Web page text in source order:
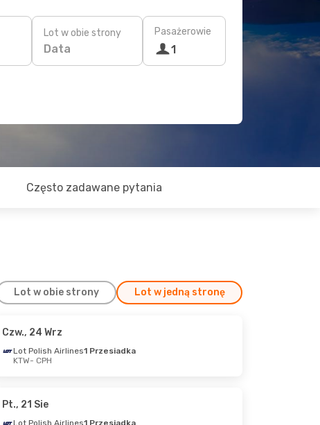
Lot w obie strony
Data
Pasażerowie
1
Często zadawane pytania
Lot w obie strony Lot w jedną stronę
1 Przesiadka
Czw., 24 Wrz
Lot Polish Airlines1 Przesiadka
KTW- CPH
Pt., 21 Sie
Lot Polish Airlines1 Przesiadka